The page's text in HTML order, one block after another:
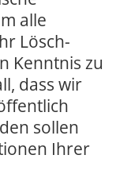
alle
Lösch-
Kenntnis zu
dass wir
sollen
Ihrer